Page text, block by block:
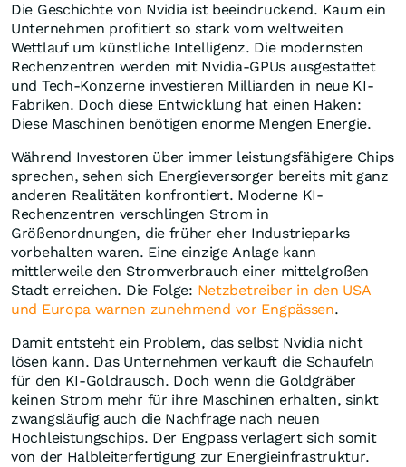
Die Geschichte von Nvidia ist beeindruckend. Kaum ein
Unternehmen profitiert so stark vom weltweiten
Wettlauf um künstliche Intelligenz. Die modernsten
Rechenzentren werden mit Nvidia-GPUs ausgestattet
und Tech-Konzerne investieren Milliarden in neue KI-
Fabriken. Doch diese Entwicklung hat einen Haken:
Diese Maschinen benötigen enorme Mengen Energie.
Während Investoren über immer leistungsfähigere Chips
sprechen, sehen sich Energieversorger bereits mit ganz
anderen Realitäten konfrontiert. Moderne KI-
Rechenzentren verschlingen Strom in
Größenordnungen, die früher eher Industrieparks
vorbehalten waren. Eine einzige Anlage kann
mittlerweile den Stromverbrauch einer mittelgroßen
Stadt erreichen. Die Folge: Netzbetreiber in den USA
und Europa warnen zunehmend vor Engpässen.
Damit entsteht ein Problem, das selbst Nvidia nicht
lösen kann. Das Unternehmen verkauft die Schaufeln
für den KI-Goldrausch. Doch wenn die Goldgräber
keinen Strom mehr für ihre Maschinen erhalten, sinkt
zwangsläufig auch die Nachfrage nach neuen
Hochleistungschips. Der Engpass verlagert sich somit
von der Halbleiterfertigung zur Energieinfrastruktur.